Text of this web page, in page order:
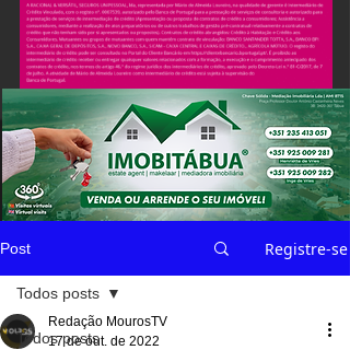
Post Registre-se
Todos posts
Todos posts
Redação MourosTV
17 de out. de 2022